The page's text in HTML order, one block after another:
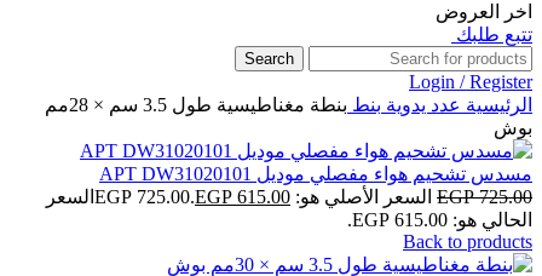
اخر العروض
تتبع طلبك
Search
Login / Register
الرئيسية عدد يدوية بنط
بنطة مغناطيسية طول 3.5 سم × 28مم
بوش
مسدس تشحيم هواء مفصلي موديل APT DW31020101
EGP725.00 السعر الأصلي هو: EGP 725.00. EGP 615.00
السعر
الحالي هو: EGP 615.00.
Back to products